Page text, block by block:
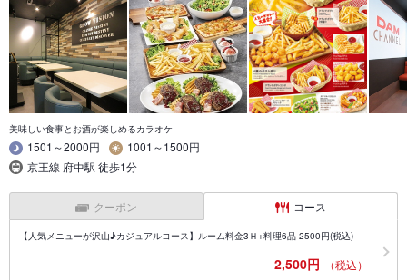
美味しい食事とお酒が楽しめるカラオケ
1501～2000円
1001～1500円
京王線 府中駅 徒歩1分
クーポン コース
【人気メニューが沢山♪カジュアルコース】ルーム料金3Ｈ+料理6品 2500円(税込)
2,500円 （税込）